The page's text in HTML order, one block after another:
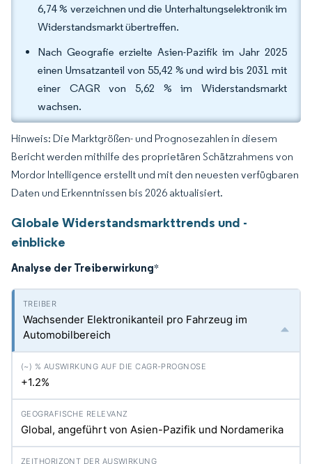
6,74 % verzeichnen und die Unterhaltungselektronik im
Widerstandsmarkt übertreffen.
Nach Geografie erzielte Asien-Pazifik im Jahr 2025
einen Umsatzanteil von 55,42 % und wird bis 2031 mit
einer CAGR von 5,62 % im Widerstandsmarkt
wachsen.
Hinweis: Die Marktgrößen- und Prognosezahlen in diesem
Bericht werden mithilfe des proprietären Schätzrahmens von
Mordor Intelligence erstellt und mit den neuesten verfügbaren
Daten und Erkenntnissen bis 2026 aktualisiert.
Globale Widerstandsmarkttrends und -
einblicke
Analyse der Treiberwirkung*
Wachsender Elektronikanteil pro Fahrzeug im
Automobilbereich
+1.2%
Global, angeführt von Asien-Pazifik und Nordamerika